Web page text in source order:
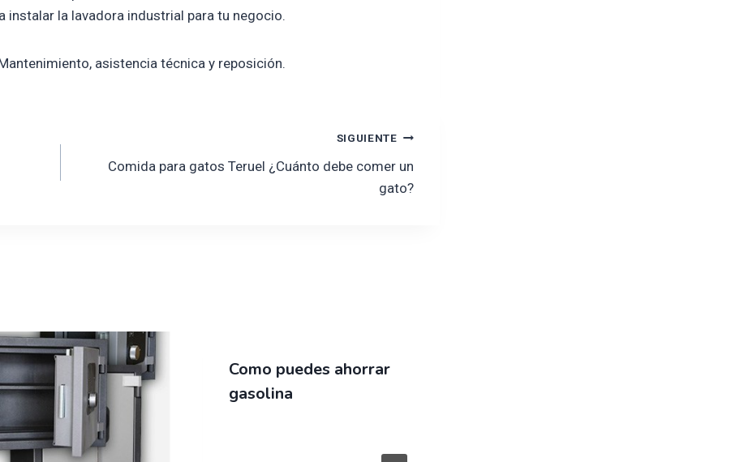
instalar la lavadora industrial para tu negocio.
asistencia técnica y reposición.
SIGUIENTE
Comida para gatos Teruel ¿Cuánto debe comer un
gato?
Como puedes ahorrar
gasolina